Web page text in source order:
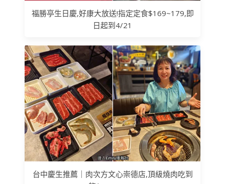
福勝亭生日慶,好康大放送!指定定食$169~179,即
日起到4/21
台中慶生推薦｜肉次方文心崇德店,頂級燒肉吃到